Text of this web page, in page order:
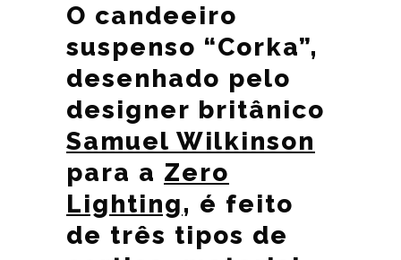
O candeeiro
suspenso “Corka”,
desenhado pelo
designer britânico
Samuel Wilkinson
para a Zero
Lighting, é feito
de três tipos de